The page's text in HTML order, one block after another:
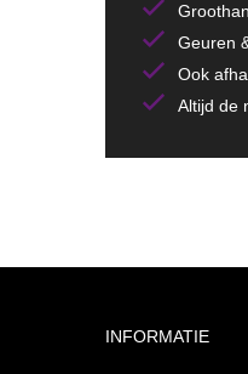
Geuren
Ook
Altijd de
INFORMATIE